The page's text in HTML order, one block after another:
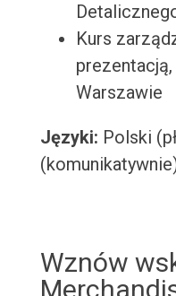
Kurs
Warszawie
Języki: Polski
Wznów